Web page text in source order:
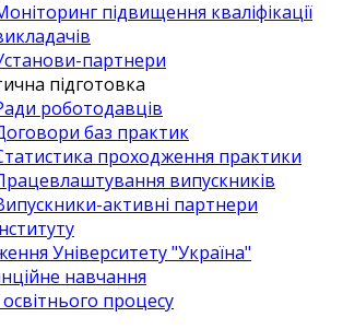
підвищення кваліфікації
партнери
підготовка
роботодавців
баз практик
проходження практики
випускників
активні партнери
Університету "Україна"
навчання
процесу